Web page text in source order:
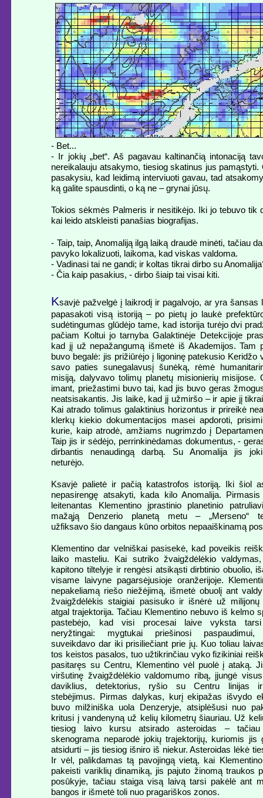
- Bet...
- Ir jokių „bet“. Aš pagavau kaltinančią intonaciją
nereikalauju atsakymo, tiesiog skatinus jus pamąstyti.
pasakysiu, kad leidimą interviuoti gavau, tad
ką galite spausdinti, o ką ne – grynai jūsų.
Tokios sėkmės Palmeris ir nesitikėjo. Iki jo tebuvo tik
kai leido atskleisti panašias biografijas.
- Taip, taip, Anomaliją ilgą laiką draudė minėti, tačiau
pavyko lokalizuoti, laikoma, kad viskas valdoma.
- Vadinasi tai ne gandi; ir koltas tikrai dirbo su
- Čia kaip pasakius, - dirbo šiaip tai visai kiti.
Ksavjė pažvelgė į laikrodį ir pagalvojo, ar yra šansas
papasakoti visą istoriją – po pietų jo laukė
sudėtingumas glūdėjo tame, kad istorija turėjo dvi
pačiam Koltui jo tarnyba Galaktinėje Detekcijoje
kad jį už nepažangumą išmetė iš Akademijos. Tam
buvo begalė: jis prižiūrėjo į ligoninę patekusio Keridžo
savo paties sunegalavusį šunėką, rėmė
misiją, dalyvavo tolimų planetų misionierių misijose.
imant, priežastimi buvo tai, kad jis buvo geras
neatsisakantis. Jis laikė, kad jį užmiršo – ir apie jį
Kai atrado tolimus galaktinius horizontus ir prireikė
klerkų kiekio dokumentacijos masei apdoroti,
kurie, kaip atrodė, amžiams nugrimzdo į
Taip jis ir sėdėjo, perrinkinėdamas dokumentus, -
dirbantis nenaudingą darbą. Su Anomalija jis
neturėjo.
Ksavjė palietė ir pačią katastrofos istoriją. Iki šiol
nepasirengę atsakyti, kada kilo Anomalija.
leitenantas Klementino įprastinio planetinio
mažąją Denzerio planetą metu – „Merseno“
užfiksavo šio dangaus kūno orbitos nepaaiškinamą
Klementino dar velniškai pasisekė, kad poveikis
laiko masteliu. Kai sutriko žvaigždėlėkio
kapitono tiltelyje ir rengėsi atsikąsti dirbtinio obuolio,
visame laivyne pagarsėjusioje oranžerijoje.
nepakeliamą riešo niežėjimą, išmetė obuolį ant
žvaigždėlėkis staigiai pasisuko ir išnėrė už milijonų
atgal trajektorija. Tačiau Klementino nebuvo iš kelmo
pastebėjo, kad visi procesai laive vyksta
neryžtingai: mygtukai priešinosi paspaudimui,
suveikdavo dar iki prisiliečiant prie jų. Kuo toliau
tos keistos pasalos, tuo užtikrinčiau vyko fizikiniai
pasitaręs su Centru, Klementino vėl puolė į ataką.
viršutinę žvaigždėlėkio valdomumo ribą, įjungė
daviklius, detektorius, ryšio su Centru linijas
stebėjimus. Pirmas dalykas, kurį ekipažas išvydo
buvo milžiniška uola Denzeryje, atsiplėšusi nuo
kritusi į vandenyną už kelių kilometrų šiauriau. Už
tiesiog laivo kursu atsirado asteroidas – tačiau
skenograma neparodė jokių trajektorijų, kuriomis jis
atsidurti – jis tiesiog išniro iš niekur. Asteroidas lėkė
Ir vėl, palikdamas tą pavojingą vietą, kai
pakeisti variklių dinamiką, jis pajuto žinomą traukos
posūkyje, tačiau staiga visą laivą tarsi pakėlė ant
bangos ir išmetė toli nuo pragariškos zonos.